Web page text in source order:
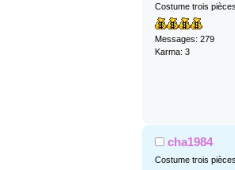
Costume trois
Messages: 279
Karma: 3
cha1984
Costume trois